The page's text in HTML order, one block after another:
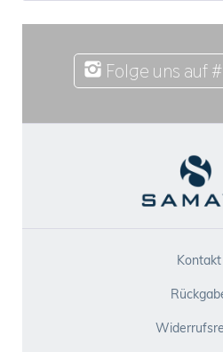
Folge uns auf
Kontakt